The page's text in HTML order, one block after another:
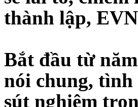
thành lập,
Bắt đầu từ
nói chung, tình
sút nghiêm